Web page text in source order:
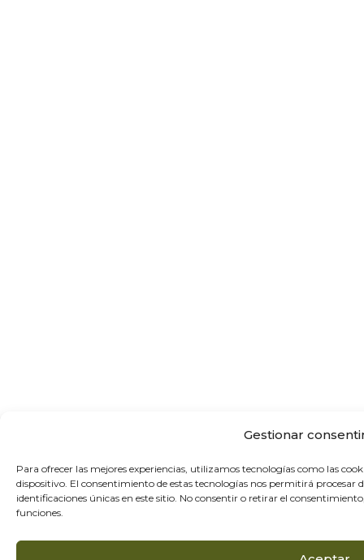
Gestionar
Para ofrecer las mejores experiencias, utilizamos tecnologías como las
dispositivo. El consentimiento de estas tecnologías nos permitirá
identificaciones únicas en este sitio. No consentir o retirar el
funciones.